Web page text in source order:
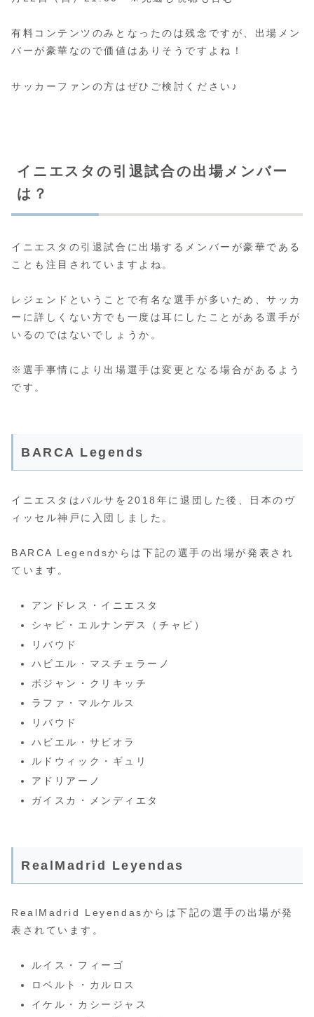
有料コンテンツのみとなったのは残念ですが、出場メン
バーが豪華なので価値はありそうですよね！
サッカーファンの方はぜひご検討ください♪
イニエスタの引退試合の出場メンバー
は？
イニエスタの引退試合に出場するメンバーが豪華である
ことも注目されていますよね。
レジェンドということで有名な選手が多いため、サッカ
ーに詳しくない方でも一度は耳にしたことがある選手が
いるのではないでしょうか。
※選手事情により出場選手は変更となる場合があるよう
です。
BARCA Legends
イニエスタはバルサを2018年に退団した後、日本のヴ
ィッセル神戸に入団しました。
BARCA Legendsからは下記の選手の出場が発表され
ています。
アンドレス・イニエスタ
シャビ・エルナンデス（チャビ）
リバウド
ハビエル・マスチェラーノ
ボジャン・クリキッチ
ラファ・マルケルス
リバウド
ハビエル・サビオラ
ルドウィック・ギュリ
アドリアーノ
ガイスカ・メンディエタ
RealMadrid Leyendas
RealMadrid Leyendasからは下記の選手の出場が発
表されています。
ルイス・フィーゴ
ロベルト・カルロス
イケル・カシージャス